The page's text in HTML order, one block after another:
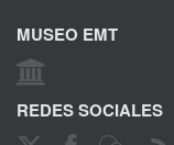
MUSEO EMT
REDES SOCIALES